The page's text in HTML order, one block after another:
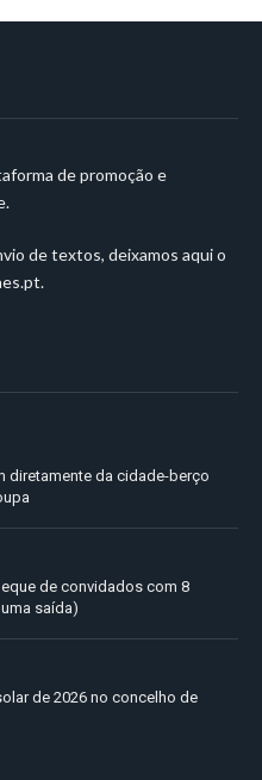
de promoção e
de textos, deixamos aqui o
.
diretamente da cidade-berço
de convidados com 8
saída)
de 2026 no concelho de